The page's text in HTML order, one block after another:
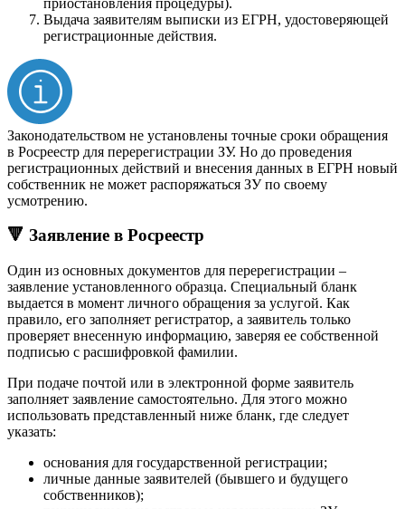
Выдача заявителям выписки из ЕГРН, удостоверяющей
регистрационные действия.
Законодательством не установлены точные сроки обращения
в Росреестр для перерегистрации ЗУ. Но до проведения
регистрационных действий и внесения данных в ЕГРН новый
собственник не может распоряжаться ЗУ по своему
усмотрению.
🔻 Заявление в Росреестр
Один из основных документов для перерегистрации –
заявление установленного образца. Специальный бланк
выдается в момент личного обращения за услугой. Как
правило, его заполняет регистратор, а заявитель только
проверяет внесенную информацию, заверяя ее собственной
подписью с расшифровкой фамилии.
При подаче почтой или в электронной форме заявитель
заполняет заявление самостоятельно. Для этого можно
использовать представленный ниже бланк, где следует
указать:
основания для государственной регистрации;
личные данные заявителей (бывшего и будущего
собственников);